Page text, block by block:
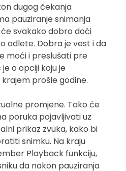
dugog čekanja
pauziranje snimanja
svakako dobro doći
odlete. Dobra je vest i da
moći i preslušati pre
o opciji koju je
prošle godine.
promjene. Tako će
poruka pojavljivati uz
prikaz zvuka, kako bi
snimku. Na kraju
Playback funkciju,
da nakon pauziranja